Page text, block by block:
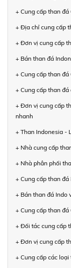
+ Cung cấp than
+ Địa chỉ cung cấp
+ Đơn vị cung cấp
+ Bán than đá
+ Cung cấp than
+ Cung cấp than
+ Đơn vị cung cấp
nhanh
+ Than Indonesia -
+ Nhà cung cấp
+ Nhà phân phối
+ Cung cấp than đá
+ Bán than đá Indo
+ Cung cấp than
+ Đối tác cung cấp
+ Đơn vị cung cấp
+ Cung cấp các